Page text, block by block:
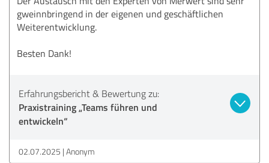
gweinnbringend in der eigenen und geschäftlichen
Weiterentwicklung.
Besten Dank!
Erfahrungsbericht & Bewertung zu:
Praxistraining „Teams führen und
entwickeln“
02.07.2025 Anonym